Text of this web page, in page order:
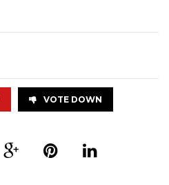
VOTE DOWN